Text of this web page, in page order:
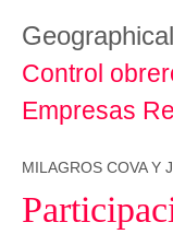
Control
Empresas
MILAGROS COVA Y